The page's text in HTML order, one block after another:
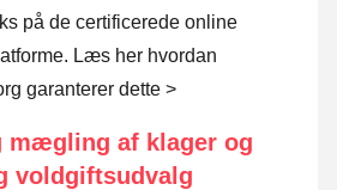
på de certificerede online
Læs her hvordan
garanterer dette >
mægling af klager og
voldgiftsudvalg